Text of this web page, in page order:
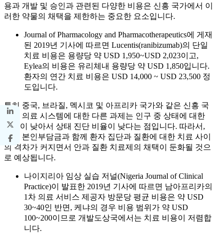
용과 개발 및 승인과 관련된 다양한 비용은 신흥 국가에서 이
러한 약물의 채택을 제한하는 중요한 요소입니다.
Journal of Pharmacology and Pharmacotherapeutics에 게재
된 2019년 기사에 따르면 Lucentis(ranibizumab)의 단일
치료 비용은 용량당 약 USD 1,950~USD 2,023이고,
Eylea의 비용은 유리체내 용량당 약 USD 1,850입니다.
환자의 연간 치료 비용은 USD 14,000 ~ USD 23,500 정
도입니다.
특히 중국, 브라질, 멕시코 및 아프리카 국가와 같은 신흥 국
가의 의료 시스템에 대한 다른 과제는 인구 중 상태에 대한
인식이 낮아서 상태 진단 비율이 낮다는 점입니다. 따라서,
높은 본인부담금과 함께 환자 집단과 질환에 대한 치료 사이
의 격차가 커지면서 안과 질환 치료제의 채택이 둔화될 것으
로 예상됩니다.
나이지리아 임상 실습 저널(Nigeria Journal of Clinical
Practice)이 발표한 2019년 기사에 따르면 남아프리카의
1차 의료 서비스 제공자 방문당 평균 비용은 약 USD
30~40인 반면, 케냐의 경우 비용 범위가 약 USD
100~200이므로 개발도상국에서는 치료 비용이 저렴합
니다.